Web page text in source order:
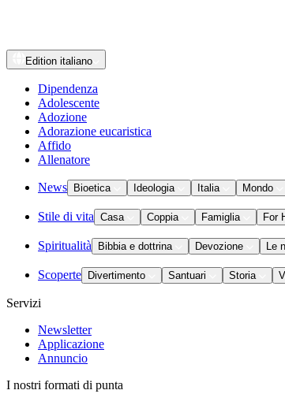
Edition italiano
Dipendenza
Adolescente
Adozione
Adorazione eucaristica
Affido
Allenatore
News Bioetica Ideologia Italia Mondo
Stile di vita Casa Coppia Famiglia For
Spiritualità Bibbia e dottrina Devozione Le
Scoperte Divertimento Santuari Storia
Servizi
Newsletter
Applicazione
Annuncio
I nostri formati di punta